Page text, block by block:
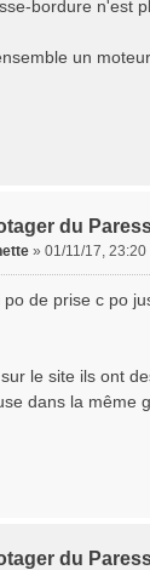
bordure n'est
un
du
» 01/11/17, 23:20
po de prise c po
le site ils ont
dans la même
du